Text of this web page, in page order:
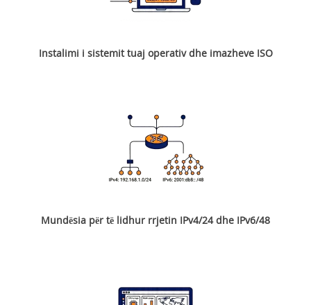
Instalimi i sistemit tuaj operativ dhe imazheve ISO
Mundësia për të lidhur rrjetin IPv4/24 dhe IPv6/48